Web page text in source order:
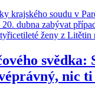
svědka:
nic